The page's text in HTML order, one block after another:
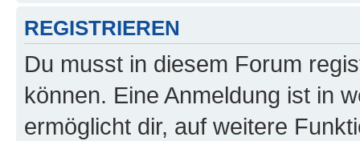
REGISTRIEREN
Du musst in diesem Forum
können. Eine Anmeldung ist in
ermöglicht dir, auf weitere